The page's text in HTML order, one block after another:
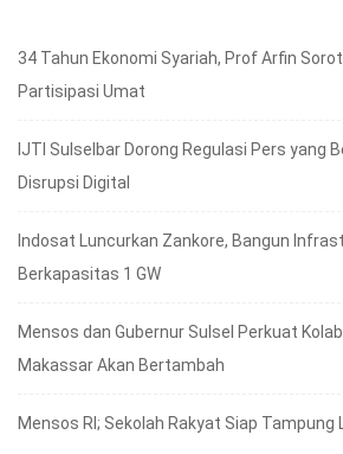
34 Tahun Ekonomi Syariah, Prof Arfin
Partisipasi Umat
IJTI Sulselbar Dorong Regulasi Pers yang
Disrupsi Digital
Indosat Luncurkan Zankore, Bangun
Berkapasitas 1 GW
Mensos dan Gubernur Sulsel Perkuat
Makassar Akan Bertambah
Mensos RI; Sekolah Rakyat Siap Tampung